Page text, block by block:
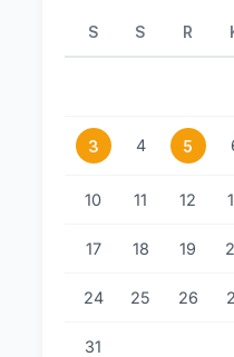
S S R
3 4 5
10 11 12
17 18 19
24 25 26
31